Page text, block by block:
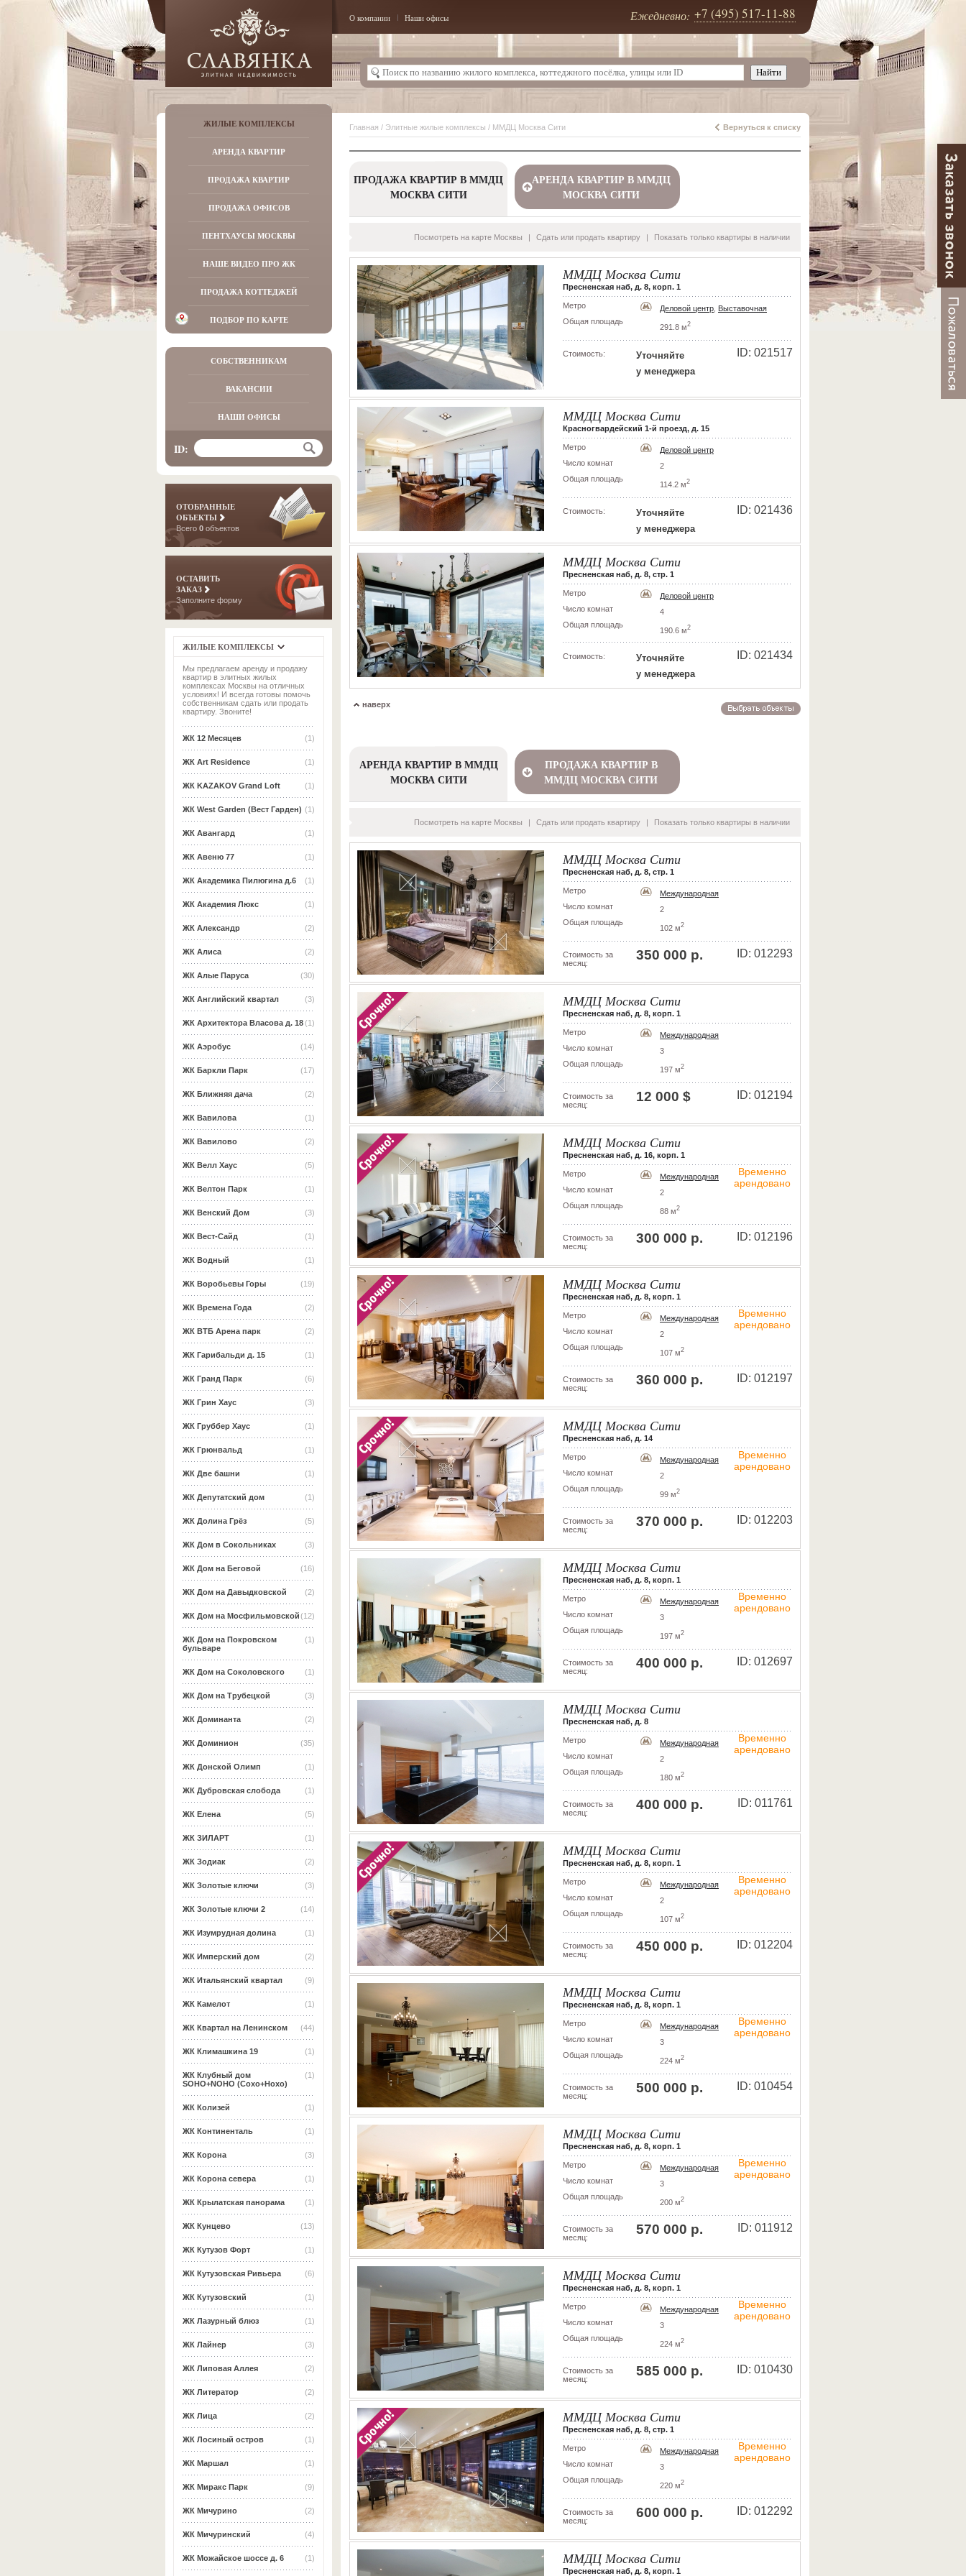
О компании Наши офисы Ежедневно: +7 (495) 517-11-88
ЖИЛЫЕ КОМПЛЕКСЫ
АРЕНДА КВАРТИР
ПРОДАЖА КВАРТИР
ПРОДАЖА ОФИСОВ
ПЕНТХАУСЫ МОСКВЫ
НАШЕ ВИДЕО ПРО ЖК
ПРОДАЖА КОТТЕДЖЕЙ
ПОДБОР ПО КАРТЕ
СОБСТВЕННИКАМ
ВАКАНСИИ
НАШИ ОФИСЫ
ID:
ОТОБРАННЫЕ
ОБЪЕКТЫ
Всего 0 объектов
ОСТАВИТЬ
ЗАКАЗ
Заполните форму
ЖИЛЫЕ КОМПЛЕКСЫ
Мы предлагаем аренду и продажу
квартир в элитных жилых
комплексах Москвы на отличных
условиях! И всегда готовы помочь
собственникам сдать или продать
квартиру. Звоните!
(1)
ЖК 12 Месяцев
(1)
ЖК Art Residence
(1)
ЖК KAZAKOV Grand Loft
(1)
ЖК West Garden (Вест Гарден)
(1)
ЖК Авангард
(1)
ЖК Авеню 77
(1)
ЖК Академика Пилюгина д.6
(1)
ЖК Академия Люкс
(2)
ЖК Александр
(2)
ЖК Алиса
(30)
ЖК Алые Паруса
(3)
ЖК Английский квартал
(1)
ЖК Архитектора Власова д. 18
(14)
ЖК Аэробус
(17)
ЖК Баркли Парк
(2)
ЖК Ближняя дача
(1)
ЖК Вавилова
(2)
ЖК Вавилово
(5)
ЖК Велл Хаус
(1)
ЖК Велтон Парк
(3)
ЖК Венский Дом
(1)
ЖК Вест-Сайд
(1)
ЖК Водный
(19)
ЖК Воробьевы Горы
(2)
ЖК Времена Года
(2)
ЖК ВТБ Арена парк
(1)
ЖК Гарибальди д. 15
(6)
ЖК Гранд Парк
(3)
ЖК Грин Хаус
(1)
ЖК Груббер Хаус
(1)
ЖК Грюнвальд
(1)
ЖК Две башни
(1)
ЖК Депутатский дом
(5)
ЖК Долина Грёз
(3)
ЖК Дом в Сокольниках
(16)
ЖК Дом на Беговой
(2)
ЖК Дом на Давыдковской
(12)
ЖК Дом на Мосфильмовской
(1)
ЖК Дом на Покровском
бульваре
(1)
ЖК Дом на Соколовского
(3)
ЖК Дом на Трубецкой
(2)
ЖК Доминанта
(35)
ЖК Доминион
(1)
ЖК Донской Олимп
(1)
ЖК Дубровская слобода
(5)
ЖК Елена
(1)
ЖК ЗИЛАРТ
(2)
ЖК Зодиак
(3)
ЖК Золотые ключи
(14)
ЖК Золотые ключи 2
(1)
ЖК Изумрудная долина
(2)
ЖК Имперский дом
(9)
ЖК Итальянский квартал
(1)
ЖК Камелот
(44)
ЖК Квартал на Ленинском
(1)
ЖК Климашкина 19
(1)
ЖК Клубный дом
SOHO+NOHO (Сохо+Нохо)
(1)
ЖК Колизей
(1)
ЖК Континенталь
(3)
ЖК Корона
(1)
ЖК Корона севера
(1)
ЖК Крылатская панорама
(13)
ЖК Кунцево
(1)
ЖК Кутузов Форт
(6)
ЖК Кутузовская Ривьера
(1)
ЖК Кутузовский
(1)
ЖК Лазурный блюз
(3)
ЖК Лайнер
(2)
ЖК Липовая Аллея
(2)
ЖК Литератор
(2)
ЖК Лица
(1)
ЖК Лосиный остров
(1)
ЖК Маршал
(9)
ЖК Миракс Парк
(2)
ЖК Мичурино
(4)
ЖК Мичуринский
(1)
ЖК Можайское шоссе д. 6
Главная / Элитные жилые комплексы / ММДЦ Москва Сити Вернуться к списку
ПРОДАЖА КВАРТИР В ММДЦ
МОСКВА СИТИ
АРЕНДА КВАРТИР В ММДЦ
МОСКВА СИТИ
Посмотреть на карте Москвы | Сдать или продать квартиру | Показать только квартиры в наличии
ММДЦ Москва Сити
Пресненская наб, д. 8, корп. 1
Метро Деловой центр Выставочная
Общая площадь
291.8 м2
ID: 021517
Стоимость:
Уточняйте
у менеджера
ММДЦ Москва Сити
Красногвардейский 1-й проезд, д. 15
Метро
Деловой центр
Число комнат
2
Общая площадь
114.2 м2
ID: 021436
Стоимость:
Уточняйте
у менеджера
ММДЦ Москва Сити
Пресненская наб, д. 8, стр. 1
Метро
Деловой центр
Число комнат
4
Общая площадь
190.6 м2
ID: 021434
Стоимость:
Уточняйте
у менеджера
наверх
АРЕНДА КВАРТИР В ММДЦ
МОСКВА СИТИ
ПРОДАЖА КВАРТИР В
ММДЦ МОСКВА СИТИ
Посмотреть на карте Москвы Сдать или продать квартиру Показать только квартиры в наличии
ММДЦ Москва Сити
Пресненская наб, д. 8, стр. 1
Метро
Международная
Число комнат
2
Общая площадь
102 м2
ID: 012293
Стоимость за
месяц:
350 000 р.
ММДЦ Москва Сити
Пресненская наб, д. 8, корп. 1
Метро
Международная
Число комнат
3
Общая площадь
197 м2
ID: 012194
Стоимость за
месяц:
12 000 $
ММДЦ Москва Сити
Пресненская наб, д. 16, корп. 1
Временно
арендовано
Метро
Международная
Число комнат
2
Общая площадь
88 м2
ID: 012196
Стоимость за
месяц:
300 000 р.
ММДЦ Москва Сити
Пресненская наб, д. 8, корп. 1
Временно
арендовано
Метро
Международная
Число комнат
2
Общая площадь
107 м2
ID: 012197
Стоимость за
месяц:
360 000 р.
ММДЦ Москва Сити
Пресненская наб, д. 14
Временно
арендовано
Метро
Международная
Число комнат
2
Общая площадь
99 м2
ID: 012203
Стоимость за
месяц:
370 000 р.
ММДЦ Москва Сити
Пресненская наб, д. 8, корп. 1
Временно
арендовано
Метро
Международная
Число комнат
3
Общая площадь
197 м2
ID: 012697
Стоимость за
месяц:
400 000 р.
ММДЦ Москва Сити
Пресненская наб, д. 8
Временно
арендовано
Метро
Международная
Число комнат
2
Общая площадь
180 м2
ID: 011761
Стоимость за
месяц:
400 000 р.
ММДЦ Москва Сити
Пресненская наб, д. 8, корп. 1
Временно
арендовано
Метро
Международная
Число комнат
2
Общая площадь
107 м2
ID: 012204
Стоимость за
месяц:
450 000 р.
ММДЦ Москва Сити
Пресненская наб, д. 8, корп. 1
Временно
арендовано
Метро
Международная
Число комнат
3
Общая площадь
224 м2
ID: 010454
Стоимость за
месяц:
500 000 р.
ММДЦ Москва Сити
Пресненская наб, д. 8, корп. 1
Временно
арендовано
Метро
Международная
Число комнат
3
Общая площадь
200 м2
ID: 011912
Стоимость за
месяц:
570 000 р.
ММДЦ Москва Сити
Пресненская наб, д. 8, корп. 1
Временно
арендовано
Метро
Международная
Число комнат
3
Общая площадь
224 м2
ID: 010430
Стоимость за
месяц:
585 000 р.
ММДЦ Москва Сити
Пресненская наб, д. 8, стр. 1
Временно
арендовано
Метро
Международная
Число комнат
3
Общая площадь
220 м2
ID: 012292
Стоимость за
месяц:
600 000 р.
ММДЦ Москва Сити
Пресненская наб, д. 8, корп. 1